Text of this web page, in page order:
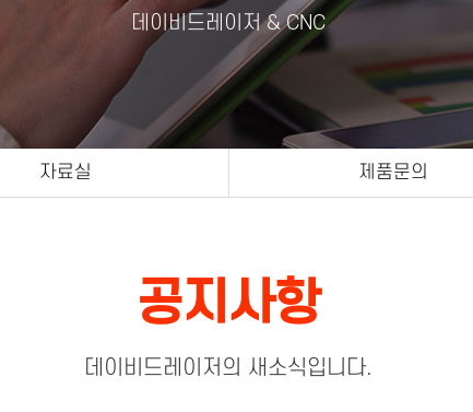
데이비드레이저 & CNC
자료실 제품문의
공지사항
데이비드레이저의 새소식입니다.